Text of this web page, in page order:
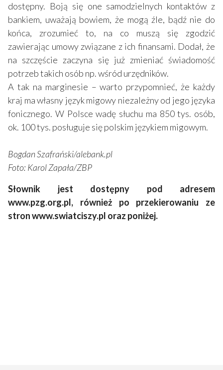
dostępny. Boją się one samodzielnych kontaktów z
bankiem, uważają bowiem, że mogą źle, bądź nie do
końca, zrozumieć to, na co muszą się zgodzić
zawierając umowy związane z ich finansami. Dodał, że
na szczęście zaczyna się już zmieniać świadomość
potrzeb takich osób np. wśród urzędników.
A tak na marginesie – warto przypomnieć, że każdy
kraj ma własny język migowy niezależny od jego języka
fonicznego. W Polsce wadę słuchu ma 850 tys. osób,
ok. 100 tys. posługuje się polskim językiem migowym.
Bogdan Szafrański/alebank.pl
Foto: Karol Zapała/ZBP
Słownik jest dostępny pod adresem
www.pzg.org.pl, również po przekierowaniu ze
stron www.swiatciszy.pl oraz poniżej.